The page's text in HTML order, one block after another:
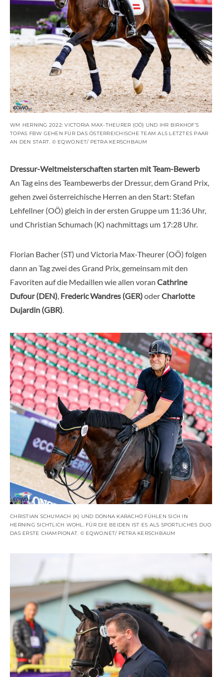
WM HERNING 2022: VICTORIA MAX-THEURER (OÖ) UND IHR BIRKHOF’S
TOPAS FBW GEHEN FÜR DAS ÖSTERREICHISCHE TEAM ALS LETZTES PAAR
AN DEN START. © EQWO.NET/ PETRA KERSCHBAUM
Dressur-Weltmeisterschaften starten mit Team-Bewerb
An Tag eins des Teambewerbs der Dressur, dem Grand Prix,
gehen zwei österreichische Herren an den Start: Stefan
Lehfellner (OÖ) gleich in der ersten Gruppe um 11:36 Uhr,
und Christian Schumach (K) nachmittags um 17:28 Uhr.
Florian Bacher (ST) und Victoria Max-Theurer (OÖ) folgen
dann an Tag zwei des Grand Prix, gemeinsam mit den
Favoriten auf die Medaillen wie allen voran Cathrine
Dufour (DEN), Frederic Wandres (GER)oderCharlotte
Dujardin (GBR).
CHRISTIAN SCHUMACH (K) UND DONNA KARACHO FÜHLEN SICH IN
HERNING SICHTLICH WOHL. FÜR DIE BEIDEN IST ES ALS SPORTLICHES DUO
DAS ERSTE CHAMPIONAT. © EQWO.NET/ PETRA KERSCHBAUM